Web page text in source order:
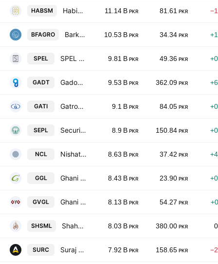
HABSM Habib Sugar Mills Limited 11.14 B PKR 81.61 PKR
BFAGRO Barkat Frisian Agro Limited 10.53 B PKR 34.34 PKR
SPEL SPEL Limited 9.81 B PKR 49.36 PKR
GADT Gadoon Textile Mills Limited 9.53 B PKR 362.09 PKR
GATI Gatron Industries Ltd. 9.1 B PKR 84.05 PKR
SEPL Security Papers Limited. 8.9 B PKR 150.84 PKR
NCL Nishat Chunian Ltd. 8.63 B PKR 37.42 PKR
GGL Ghani Global Holdings Limited 8.43 B PKR 23.90 PKR
GVGL Ghani Value Glass Limited 8.13 B PKR 54.27 PKR
SHSML Shahmurad Sugar Mills Limited 8.03 B PKR 380.00 PKR
SURC Suraj Cotton Mills Limited. 7.92 B PKR 158.65 PKR